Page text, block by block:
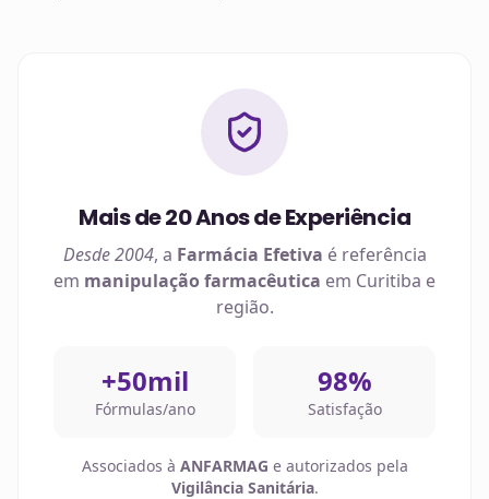
Mais de 20 Anos de Experiência
Desde 2004, a Farmácia Efetiva é referência
em manipulação farmacêutica em Curitiba e
região.
+50mil
Fórmulas/ano
98%
Satisfação
Associados à ANFARMAG e autorizados pela
Vigilância Sanitária.